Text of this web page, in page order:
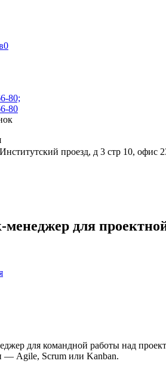
0
80;
80
проезд, д 3 стр 10, офис
для
для командной работы над
— Agile, Scrum или Kanban.